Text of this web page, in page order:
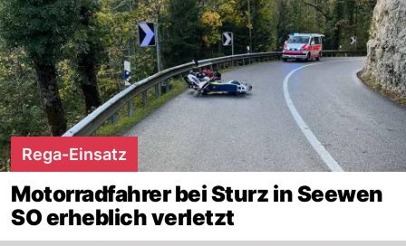
Rega-Einsatz
Motorradfahrer bei Sturz in Seewen
SO erheblich verletzt